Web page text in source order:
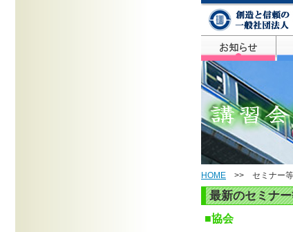
HOME >> セミナー等
最新のセミナ
■協会